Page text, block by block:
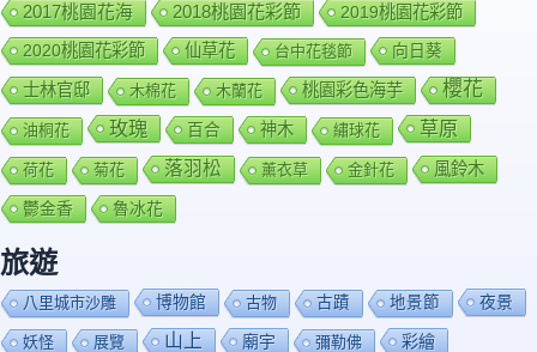
2017桃園花海 2018桃園花彩節
2019桃園花彩節
2020桃園花彩節
仙草花 台中花毯節 向日葵
士林官邸 木棉花 木蘭花 桃園彩色海芋 櫻花
油桐花 玫瑰 百合 神木 繡球花 草原
荷花 菊花 落羽松 薰衣草 金針花 風鈴木
鬱金香 魯冰花
旅遊
八里城市沙雕 博物館 古物 古蹟 地景節 夜景
妖怪 展覽 山上 廟宇 彌勒佛 彩繪